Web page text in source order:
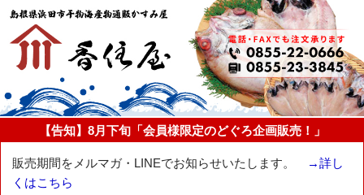
【告知】8月下旬「会員様限定のどぐろ企画販売！」
販売期間をメルマガ・LINEでお知らせいたします。
→詳し
くはこちら